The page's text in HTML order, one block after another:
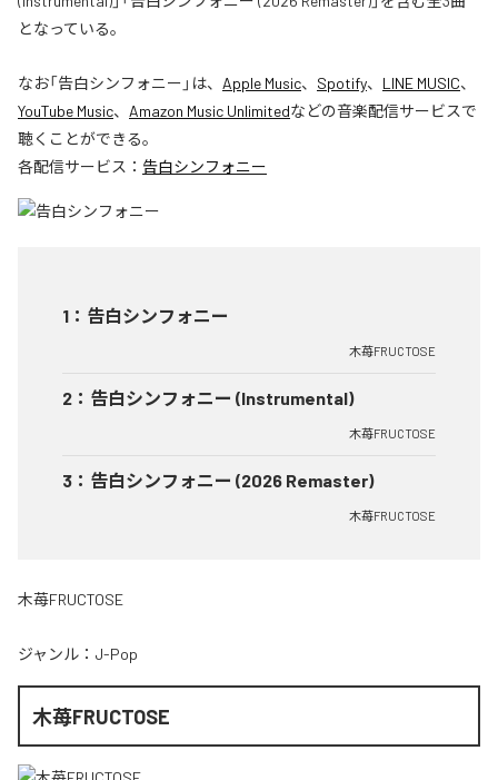
となっている。
なお「告白シンフォニー 」は、 Apple Music、 Spotify、 LINE MUSIC、
YouTube Music、 Amazon Music Unlimitedなどの音楽配信サービスで
聴くことができる。
各配信サービス： 告白シンフォニー
1 ： 告白シンフォニー
木苺FRUCTOSE
2 ： 告白シンフォニー (Instrumental)
木苺FRUCTOSE
3 ： 告白シンフォニー (2026 Remaster)
木苺FRUCTOSE
木苺FRUCTOSE
ジャンル： J-Pop
木苺FRUCTOSE